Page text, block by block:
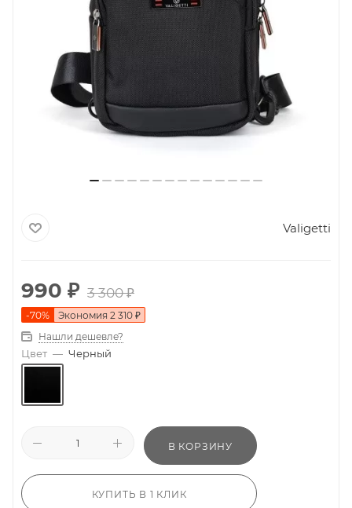
Valigetti
990 ₽ 3 300₽
-70% Экономия 2 310 ₽
Нашли дешевле?
Цвет — Черный
В КОРЗИНУ
КУПИТЬ В 1 КЛИК